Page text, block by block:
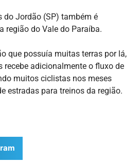
do Jordão (SP) também é
região do Vale do Paraíba.
que possuía muitas terras por lá,
recebe adicionalmente o fluxo de
muitos ciclistas nos meses
estradas para treinos da região.